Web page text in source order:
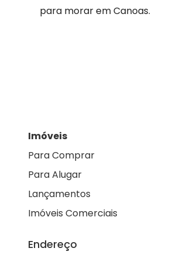
para morar em Canoas.
Imóveis
Para Comprar
Para Alugar
Lançamentos
Imóveis Comerciais
Endereço